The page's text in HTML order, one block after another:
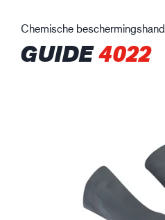
Chemische
GUIDE4022